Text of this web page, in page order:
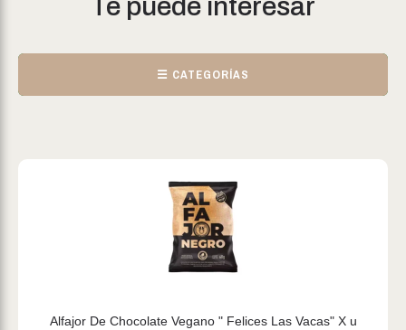
Te puede interesar
☰ CATEGORÍAS
Alfajor De Chocolate Vegano " Felices Las Vacas" X u